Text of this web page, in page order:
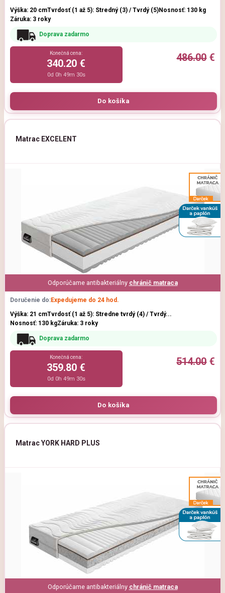
Výška: 20 cmTvrdosť (1 až 5): Stredný (3) / Tvrdý (5)Nosnosť: 130 kg
Záruka: 3 roky
Doprava zadarmo
486.00€
Konečná cena:
340.20 €
0d 0h 49m 29s
Matrac EXCELENT
Odporúčame antibakteriálny chránič matraca
Doručenie do:Expedujeme do 24 hod.
Výška: 21 cmTvrdosť (1 až 5): Stredne tvrdý (4) / Tvrdý...
Nosnosť: 130 kgZáruka: 3 roky
Doprava zadarmo
514.00€
Konečná cena:
359.80 €
0d 0h 49m 29s
Matrac YORK HARD PLUS
Odporúčame antibakteriálny chránič matraca